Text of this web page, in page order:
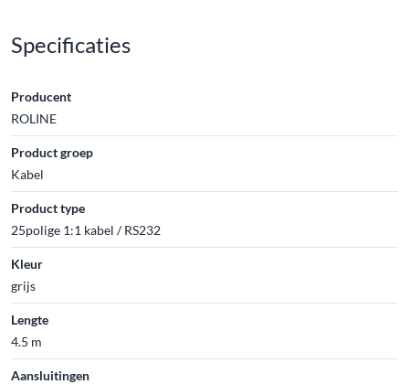
Specificaties
Producent
ROLINE
Product groep
Kabel
Product type
25polige 1:1 kabel / RS232
Kleur
grijs
Lengte
4.5 m
Aansluitingen